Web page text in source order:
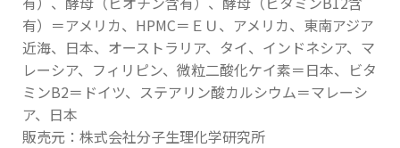
有）＝アメリカ、HPMC＝ＥＵ、アメリカ、東南アジア
近海、日本、オーストラリア、タイ、インドネシア、マ
レーシア、フィリピン、微粒二酸化ケイ素＝日本、ビタ
ミンB2＝ドイツ、ステアリン酸カルシウム＝マレーシ
ア、日本
販売元：株式会社分子生理化学研究所